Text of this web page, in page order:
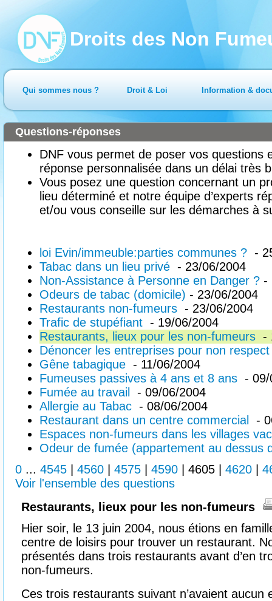
Droits des Non
Qui sommes nous ? Droit & Loi Information &
DNF vous permet de poser vos questions
réponse personnalisée dans un délai très
Vous posez une question concernant un
lieu déterminé et notre équipe d’experts
et/ou vous conseille sur les démarches à
Questions-réponses
loi Evin/immeuble:parties communes ? -
Tabac dans un lieu privé - 23/06/2004
Non-Assistance à Personne en Danger ? -
Odeurs de tabac (domicile) - 23/06/2004
Restaurants non-fumeurs - 23/06/2004
Trafic de stupéfiant - 19/06/2004
Restaurants, lieux pour les non-fumeurs -
Dénoncer les entreprises pour non
Gêne tabagique - 11/06/2004
Fumeuses passives à 4 ans et 8 ans - 09/
Fumée au travail
- 09/06/2004
Allergie au Tabac - 08/06/2004
Restaurant dans un centre commercial
-
Espaces non-fumeurs dans les villages
Odeur de fumée (appartement au dessus
0 ... 4545 4560 4575 4590 4605 4620
Voir l'ensemble des questions
Restaurants, lieux pour les non-fumeurs
Hier soir, le 13 juin 2004, nous étions en
centre de loisirs pour trouver un restaurant.
présentés dans trois restaurants avant d’en
non-fumeurs.
Ces trois restaurants suivant n’avaient